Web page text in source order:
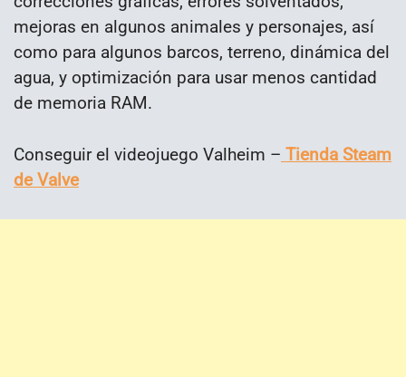
mejoras en algunos animales y personajes, así
como para algunos barcos, terreno, dinámica del
agua, y optimización para usar menos cantidad
de memoria RAM.
Conseguir el videojuego Valheim – Tienda Steam
de Valve